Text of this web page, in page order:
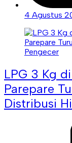
4 Agustus
LPG 3 Kg
Parepare
Distribusi